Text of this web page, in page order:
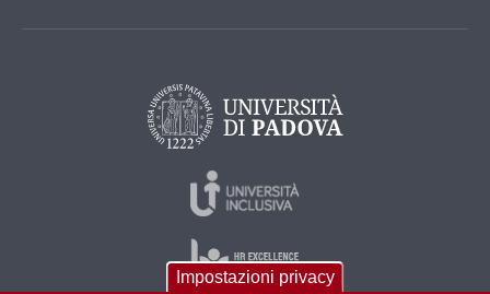
Impostazioni privacy